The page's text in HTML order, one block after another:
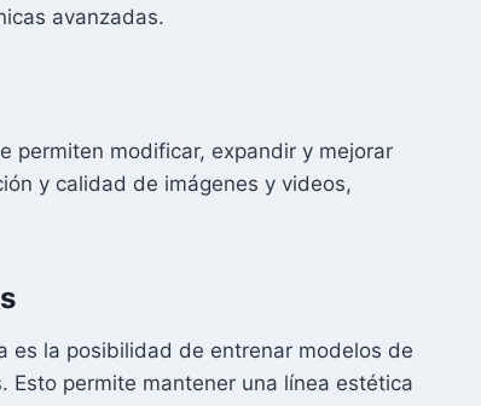
avanzadas.
permiten modificar, expandir y mejorar
y calidad de imágenes y videos,
es la posibilidad de entrenar modelos de
permite mantener una línea estética